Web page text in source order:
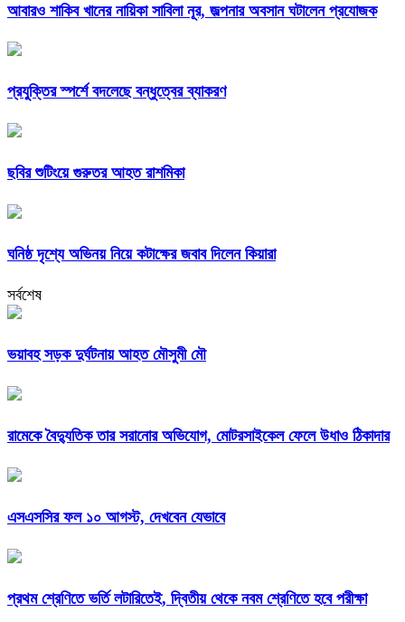
আবারও শাকিব খানের নায়িকা সাবিলা নূর, জল্পনার অবসান ঘটালেন প্রযোজক
প্রযুক্তির স্পর্শে বদলেছে বন্ধুত্বের ব্যাকরণ
ছবির শুটিংয়ে গুরুতর আহত রাশমিকা
ঘনিষ্ঠ দৃশ্যে অভিনয় নিয়ে কটাক্ষের জবাব দিলেন কিয়ারা
সর্বশেষ
ভয়াবহ সড়ক দুর্ঘটনায় আহত মৌসুমী মৌ
রামেকে বৈদ্যুতিক তার সরানোর অভিযোগ, মোটরসাইকেল ফেলে উধাও ঠিকাদার
এসএসসির ফল ১০ আগস্ট, দেখবেন যেভাবে
প্রথম শ্রেণিতে ভর্তি লটারিতেই, দ্বিতীয় থেকে নবম শ্রেণিতে হবে পরীক্ষা